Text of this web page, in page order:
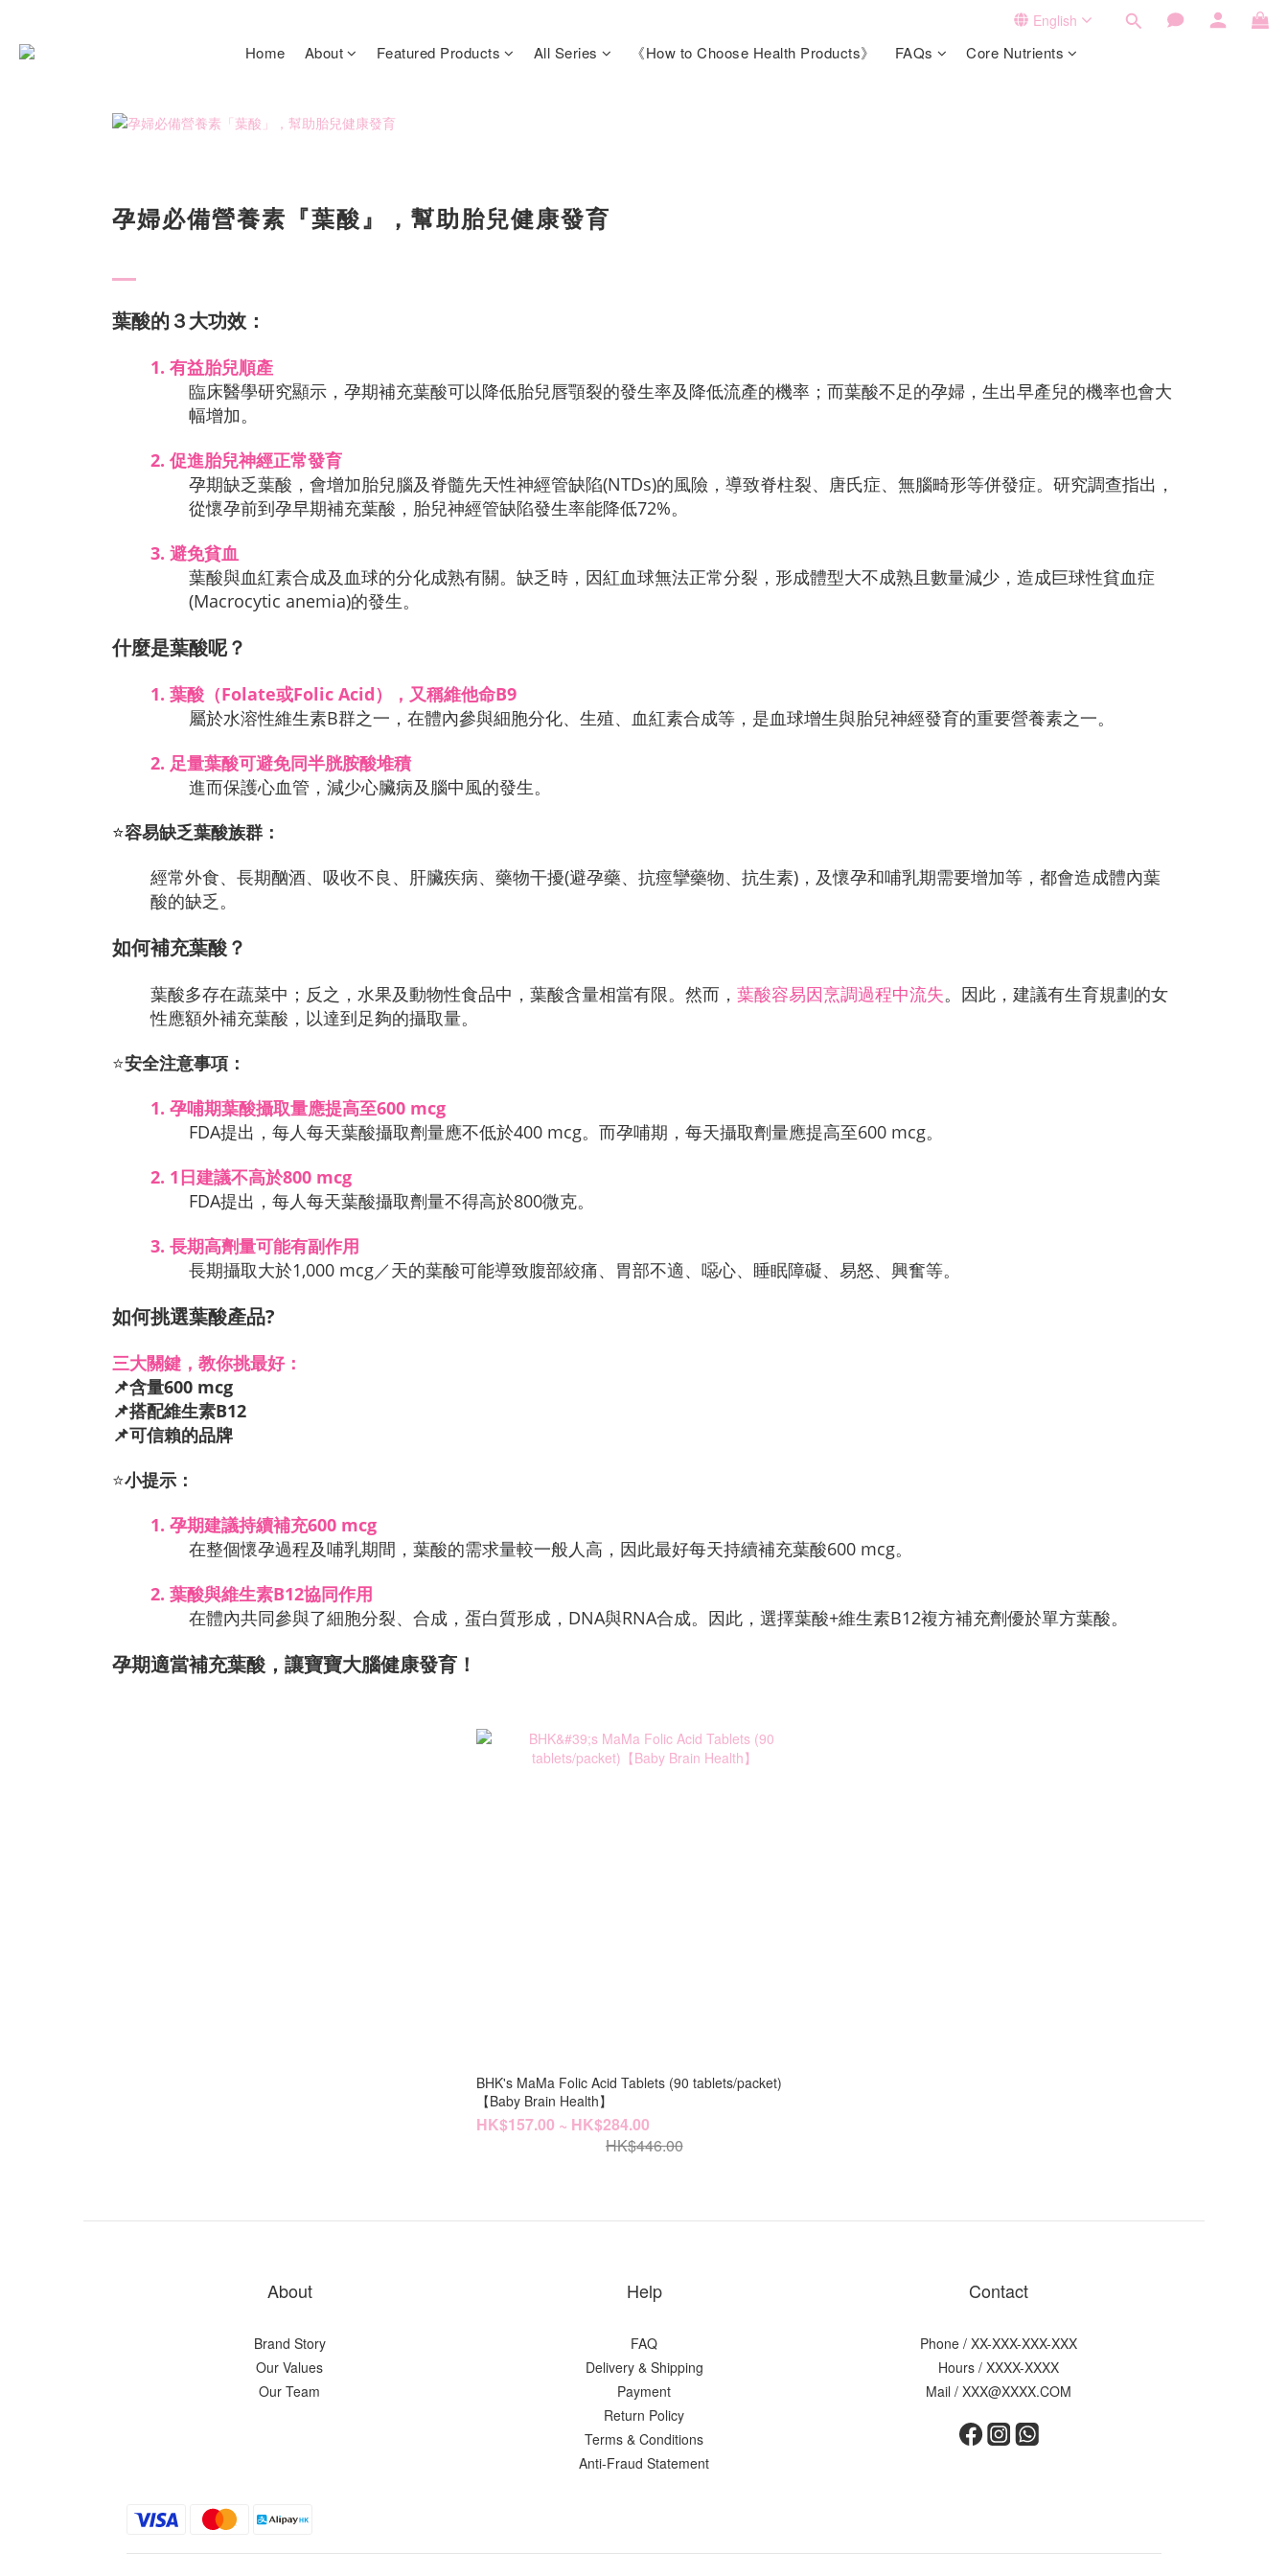
English
Home About Featured Products All Series 《How to Choose Health Products》 FAQs Core Nutrients
孕婦必備營養素『葉酸』，幫助胎兒健康發育
葉酸的３大功效：
1. 有益胎兒順產
臨床醫學研究顯示，孕期補充葉酸可以降低胎兒唇顎裂的發生率及降低流產的機率；而葉酸不足的孕婦，生出早產兒的機率也會大
幅增加。
2. 促進胎兒神經正常發育
孕期缺乏葉酸，會增加胎兒腦及脊髓先天性神經管缺陷(NTDs)的風險，導致脊柱裂、唐氏症、無腦畸形等併發症。研究調查指出，
從懷孕前到孕早期補充葉酸，胎兒神經管缺陷發生率能降低72%。
3. 避免貧血
葉酸與血紅素合成及血球的分化成熟有關。缺乏時，因紅血球無法正常分裂，形成體型大不成熟且數量減少，造成巨球性貧血症
(Macrocytic anemia)的發生。
什麼是葉酸呢？
1. 葉酸（Folate或Folic Acid），又稱維他命B9
屬於水溶性維生素B群之一，在體內參與細胞分化、生殖、血紅素合成等，是血球增生與胎兒神經發育的重要營養素之一。
2. 足量葉酸可避免同半胱胺酸堆積
進而保護心血管，減少心臟病及腦中風的發生。
⭐容易缺乏葉酸族群：
經常外食、長期酗酒、吸收不良、肝臟疾病、藥物干擾(避孕藥、抗痙攣藥物、抗生素)，及懷孕和哺乳期需要增加等，都會造成體內葉
酸的缺乏。
如何補充葉酸？
葉酸多存在蔬菜中；反之，水果及動物性食品中，葉酸含量相當有限。然而， 葉酸容易因烹調過程中流失。因此，建議有生育規劃的女
性應額外補充葉酸，以達到足夠的攝取量。
⭐安全注意事項：
1. 孕哺期葉酸攝取量應提高至600 mcg
FDA提出，每人每天葉酸攝取劑量應不低於400 mcg。而孕哺期，每天攝取劑量應提高至600 mcg。
2. 1日建議不高於800 mcg
FDA提出，每人每天葉酸攝取劑量不得高於800微克。
3. 長期高劑量可能有副作用
長期攝取大於1,000 mcg／天的葉酸可能導致腹部絞痛、胃部不適、噁心、睡眠障礙、易怒、興奮等。
如何挑選葉酸產品?
三大關鍵，教你挑最好：
📌含量600 mcg
📌搭配維生素B12
📌可信賴的品牌
⭐小提示：
1. 孕期建議持續補充600 mcg
在整個懷孕過程及哺乳期間，葉酸的需求量較一般人高，因此最好每天持續補充葉酸600 mcg。
2. 葉酸與維生素B12協同作用
在體內共同參與了細胞分裂、合成，蛋白質形成，DNA與RNA合成。因此，選擇葉酸+維生素B12複方補充劑優於單方葉酸。
孕期適當補充葉酸，讓寶寶大腦健康發育！
BHK's MaMa Folic Acid Tablets (90 tablets/packet)
【Baby Brain Health】
HK$157.00 ~ HK$284.00
HK$446.00
About
Brand Story
Our Values
Our Team
Help
FAQ
Delivery & Shipping
Payment
Return Policy
Terms & Conditions
Anti-Fraud Statement
Contact
Phone / XX-XXX-XXX-XXX
Hours / XXXX-XXXX
Mail / XXX@XXXX.COM